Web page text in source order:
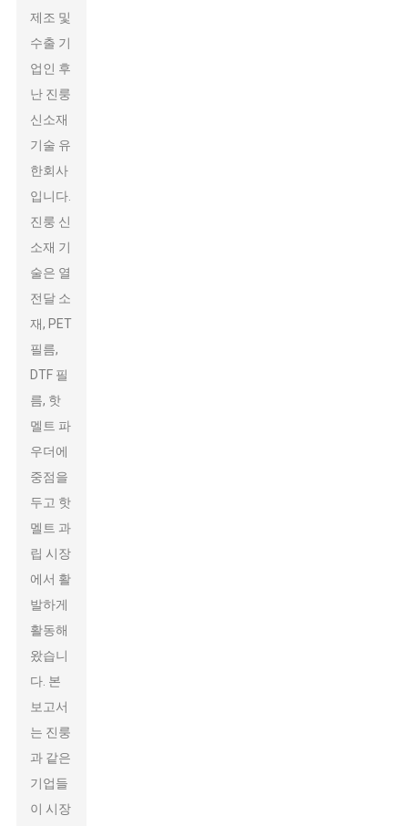
제조 및
수출 기
업인 후
난 진룽
신소재
기술 유
한회사
입니다.
진룽 신
소재 기
술은 열
전달 소
재, PET
필름,
DTF 필
름, 핫
멜트 파
우더에
중점을
두고 핫
멜트 과
립 시장
에서 활
발하게
활동해
왔습니
다. 본
보고서
는 진룽
과 같은
기업들
이 시장